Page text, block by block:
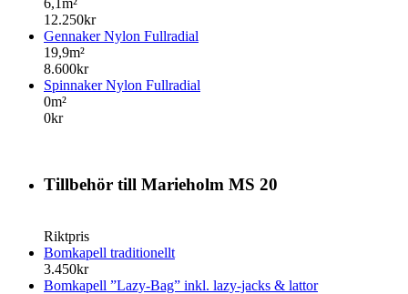
6,1m²
12.250kr
Gennaker Nylon Fullradial
19,9m²
8.600kr
Spinnaker Nylon Fullradial
0m²
0kr
Tillbehör till Marieholm MS 20
Riktpris
Bomkapell traditionellt
3.450kr
Bomkapell ”Lazy-Bag” inkl. lazy-jacks & lattor